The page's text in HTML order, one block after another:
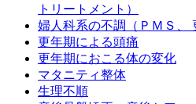
トリートメント）
婦人科系の不調（ＰＭＳ、
更年期による頭痛
更年期におこる体の変化
マタニティ整体
生理不順